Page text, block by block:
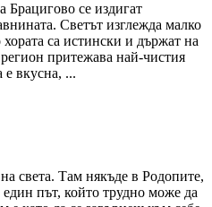
Брацигово се издигат
Светът изглежда малко
са истински и държат на
притежава най-чистия
е вкусна, ...
света. Там някъде в Родопите,
път, който трудно може да